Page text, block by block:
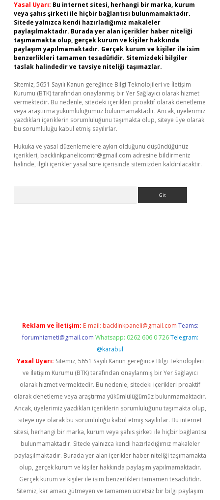
Yasal Uyarı: Bu internet sitesi, herhangi bir marka, kurum
veya şahıs şirketi ile hiçbir bağlantısı bulunmamaktadır.
Sitede yalnızca kendi hazırladığımız makaleler
paylaşılmaktadır. Burada yer alan içerikler haber niteliği
taşımamakta olup, gerçek kurum ve kişiler hakkında
paylaşım yapılmamaktadır. Gerçek kurum ve kişiler ile isim
benzerlikleri tamamen tesadüfidir. Sitemizdeki bilgiler
taslak halindedir ve tavsiye niteliği taşımazlar.
Sitemiz, 5651 Sayılı Kanun gereğince Bilgi Teknolojileri ve İletişim
Kurumu (BTK) tarafından onaylanmış bir Yer Sağlayıcı olarak hizmet
vermektedir. Bu nedenle, sitedeki içerikleri proaktif olarak denetleme
veya araştırma yükümlülüğümüz bulunmamaktadır. Ancak, üyelerimiz
yazdıkları içeriklerin sorumluluğunu taşımakta olup, siteye üye olarak
bu sorumluluğu kabul etmiş sayılırlar.
Hukuka ve yasal düzenlemelere aykırı olduğunu düşündüğünüz
içerikleri, backlinkpanelicomtr@gmail.com adresine bildirmeniz
halinde, ilgili içerikler yasal süre içerisinde sitemizden kaldırılacaktır.
Reklam ve İletişim: E-mail: backlinkpaneli@gmail.com Teams:
forumhizmeti@gmail.com Whatsapp: 0262 606 0 726 Telegram:
@karabul
Yasal Uyarı: Sitemiz, 5651 Sayılı Kanun gereğince Bilgi Teknolojileri
ve İletişim Kurumu (BTK) tarafından onaylanmış bir Yer Sağlayıcı
olarak hizmet vermektedir. Bu nedenle, sitedeki içerikleri proaktif
olarak denetleme veya araştırma yükümlülüğümüz bulunmamaktadır.
Ancak, üyelerimiz yazdıkları içeriklerin sorumluluğunu taşımakta olup,
siteye üye olarak bu sorumluluğu kabul etmiş sayılırlar. Bu internet
sitesi, herhangi bir marka, kurum veya şahıs şirketi ile hiçbir bağlantısı
bulunmamaktadır. Sitede yalnızca kendi hazırladığımız makaleler
paylaşılmaktadır. Burada yer alan içerikler haber niteliği taşımamakta
olup, gerçek kurum ve kişiler hakkında paylaşım yapılmamaktadır.
Gerçek kurum ve kişiler ile isim benzerlikleri tamamen tesadüfidir.
Sitemiz, kar amacı gütmeyen ve tamamen ücretsiz bir bilgi paylaşım